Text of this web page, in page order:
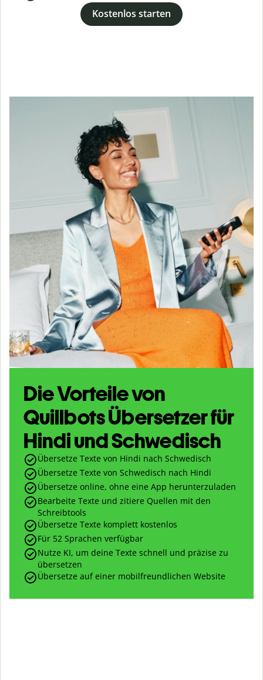
Kostenlos starten
Die Vorteile von
Quillbots Übersetzer für
Hindi und Schwedisch
Übersetze Texte von Hindi nach Schwedisch
Übersetze Texte von Schwedisch nach Hindi
Übersetze online, ohne eine App herunterzuladen
Bearbeite Texte und zitiere Quellen mit den
Schreibtools
Übersetze Texte komplett kostenlos
Für 52 Sprachen verfügbar
Nutze KI, um deine Texte schnell und präzise zu
übersetzen
Übersetze auf einer mobilfreundlichen Website